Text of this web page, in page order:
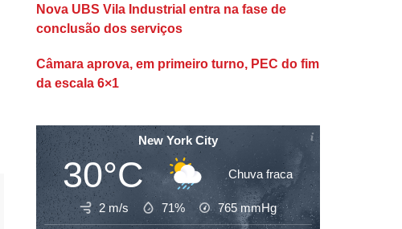
Nova UBS Vila Industrial entra na fase de
conclusão dos serviços
Câmara aprova, em primeiro turno, PEC do fim
da escala 6×1
New York City
30°C Chuva fraca
2 m/s 71% 765mmHg